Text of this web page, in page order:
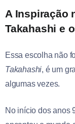
A Inspiração
Takahashi e
Essa escolha não
Takahashi, é um
algumas vezes.
No início dos anos